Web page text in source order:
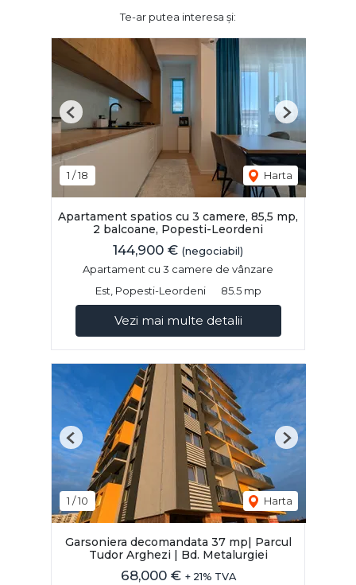
Te-ar putea interesa și:
1 /18 Harta
Previous Next
Apartament spatios cu 3 camere, 85,5 mp,
2 balcoane, Popesti-Leordeni
144,900 € (negociabil)
Apartament cu 3 camere de vânzare
Est, Popesti-Leordeni
85.5 mp
Vezi mai multe detalii
1 /10 Harta
Previous Next
Garsoniera decomandata 37 mp| Parcul
Tudor Arghezi | Bd. Metalurgiei
68,000 € + 21% TVA